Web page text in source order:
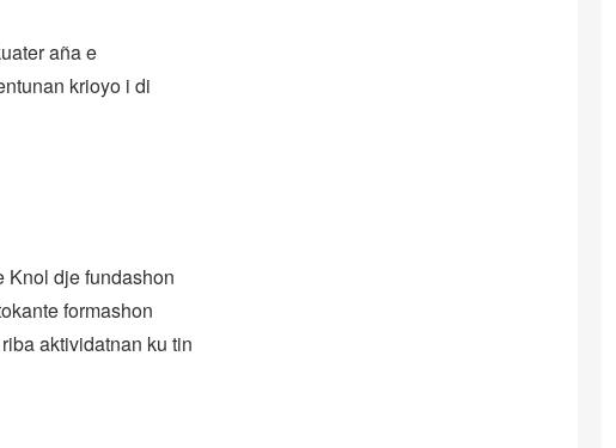
aña e
krioyo i di
Knol dje fundashon
formashon
aktividatnan ku tin